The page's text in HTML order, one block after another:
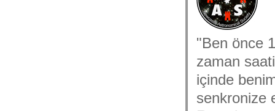
"Ben önce
zaman
içinde
senkronize